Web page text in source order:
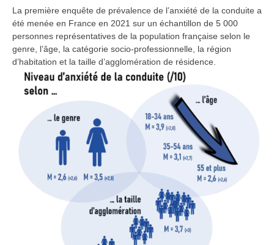
La première enquête de prévalence de l’anxiété de la conduite a
été menée en France en 2021 sur un échantillon de 5 000
personnes représentatives de la population française selon le
genre, l’âge, la catégorie socio-professionnelle, la région
d’habitation et la taille d’agglomération de résidence.